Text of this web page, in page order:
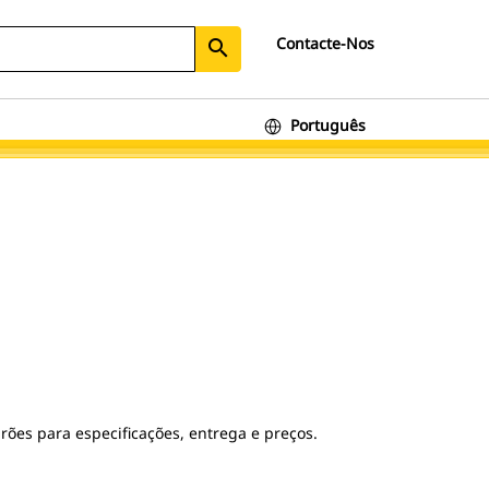
search Contacte-Nos
Português
para especificações, entrega e preços.